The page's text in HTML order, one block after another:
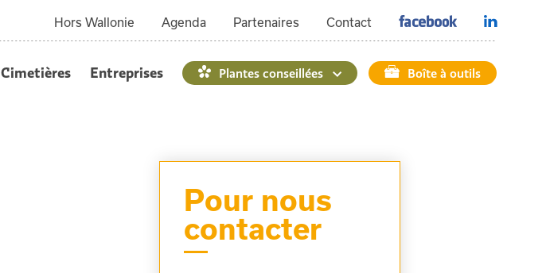
Hors Wallonie Agenda Partenaires Contact
Cimetières Entreprises Plantes conseillées Boîte à outils
Pour nous
contacter